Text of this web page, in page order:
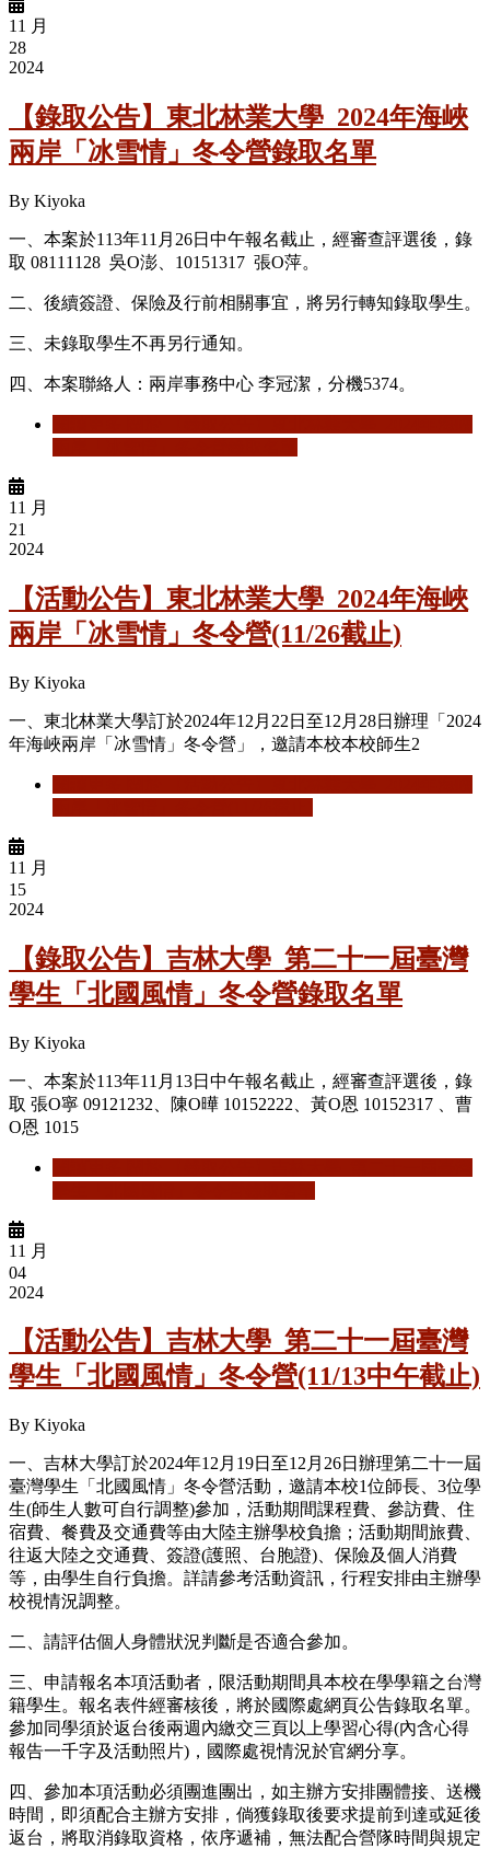
11 月
28
2024
【錄取公告】東北林業大學_2024年海峽
兩岸「冰雪情」冬令營錄取名單
By Kiyoka
一、本案於113年11月26日中午報名截止，經審查評選後，錄
取 08111128 吳O澎、10151317 張O萍。
二、後續簽證、保險及行前相關事宜，將另行轉知錄取學生。
三、未錄取學生不再另行通知。
四、本案聯絡人：兩岸事務中心 李冠潔，分機5374。
11 月
21
2024
【活動公告】東北林業大學_2024年海峽
兩岸「冰雪情」冬令營(11/26截止)
By Kiyoka
一、東北林業大學訂於2024年12 月 22 日至12 月 28日辦理「 2024
年海峽兩岸「冰雪情」冬令營」，邀請本校本校師生2
11 月
15
2024
【錄取公告】吉林大學_第二十一屆臺灣
學生「北國風情」冬令營錄取名單
By Kiyoka
一、本案於113年11月13日中午報名截止，經審查評選後，錄
取 張O寧 09121232 陳O曄 10152222 黃O恩 10152317
曹
O恩 1015
11 月
04
2024
【活動公告】吉林大學_第二十一屆臺灣
學生「北國風情」冬令營(11/13中午截止)
By Kiyoka
一、吉林大學訂於2024年12月19日至12月26日辦理第二十一屆
臺灣學生「北國風情」冬令營活動，邀請本校1位師長、3位學
生(師生人數可自行調整)參加，活動期間課程費、參訪費、住
宿費、餐費及交通費等由大陸主辦學校負擔；活動期間旅費、
往返大陸之交通費、簽證(護照、台胞證)、保險及個人消費
等，由學生自行負擔。詳請參考活動資訊，行程安排由主辦學
校視情況調整。
二、請評估個人身體狀況判斷是否適合參加。
三、申請報名本項活動者，限活動期間具本校在學學籍之台灣
籍學生。報名表件經審核後，將於國際處網頁公告錄取名單。
參加同學須於返台後兩週內繳交三頁以上學習心得(內含心得
報告一千字及活動照片)，國際處視情況於官網分享。
四、參加本項活動必須團進團出，如主辦方安排團體接、送機
時間，即須配合主辦方安排，倘獲錄取後要求提前到達或延後
返台，將取消錄取資格，依序遞補，無法配合營隊時間與規定